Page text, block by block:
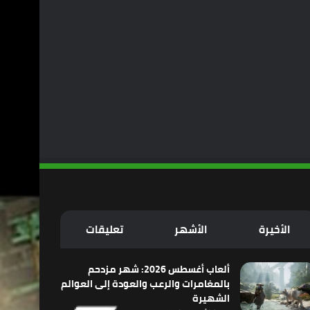
الأخيرة الأشهر تعليقات
ألعاب أغسطس 2026: شهر مزدحم
بالمغامرات والرعب والعودة إلى العوالم
الشهيرة